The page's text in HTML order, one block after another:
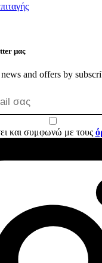
μας
and offers by
και συμφωνώ με τους